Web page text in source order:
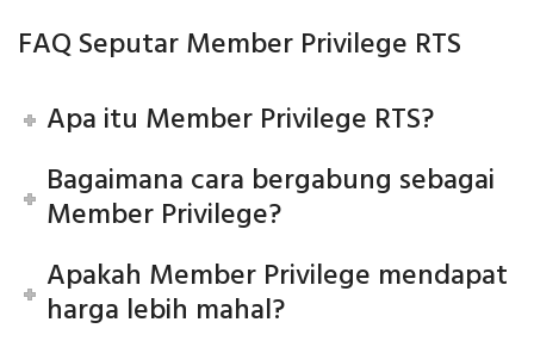
FAQ Seputar Member Privilege RTS
Apa itu Member Privilege RTS?
Bagaimana cara bergabung sebagai
Member Privilege?
Apakah Member Privilege mendapat
harga lebih mahal?